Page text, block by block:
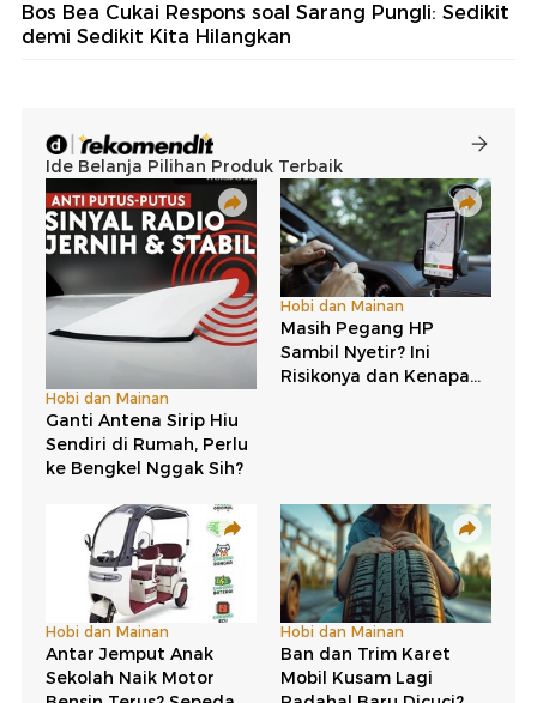
Bos Bea Cukai Respons soal Sarang Pungli: Sedikit
demi Sedikit Kita Hilangkan